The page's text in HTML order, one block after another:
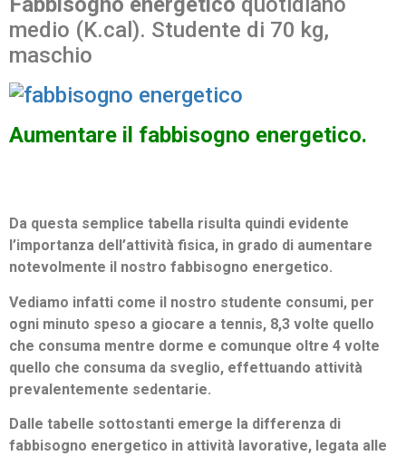
medio (K.cal). Studente di 70 kg,
maschio
Aumentare il fabbisogno energetico.
Da questa semplice tabella risulta quindi evidente
l’importanza dell’attività fisica, in grado di aumentare
notevolmente il nostro fabbisogno energetico.
Vediamo infatti come il nostro studente consumi, per
ogni minuto speso a giocare a tennis, 8,3 volte quello
che consuma mentre dorme e comunque oltre 4 volte
quello che consuma da sveglio, effettuando attività
prevalentemente sedentarie.
Dalle tabelle sottostanti emerge la differenza di
fabbisogno energetico in attività lavorative, legata alle